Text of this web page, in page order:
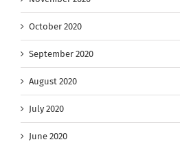
October 2020
September 2020
August 2020
July 2020
June 2020